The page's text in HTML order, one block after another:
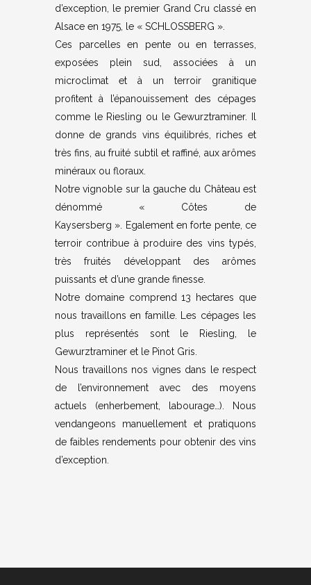
d’exception, le premier Grand Cru classé en
Alsace en 1975, le « SCHLOSSBERG ».
Ces parcelles en pente ou en terrasses,
exposées plein sud, associées à un
microclimat et à un terroir granitique
profitent à l’épanouissement des cépages
comme le Riesling ou le Gewurztraminer. Il
donne de grands vins équilibrés, riches et
très fins, au fruité subtil et raffiné, aux arômes
minéraux ou floraux.
Notre vignoble sur la gauche du Château est
dénommé « Côtes de
Kaysersberg ». Egalement en forte pente, ce
terroir contribue à produire des vins typés,
très fruités développant des arômes
puissants et d’une grande finesse.
Notre domaine comprend 13 hectares que
nous travaillons en famille. Les cépages les
plus représentés sont le Riesling, le
Gewurztraminer et le Pinot Gris.
Nous travaillons nos vignes dans le respect
de l’environnement avec des moyens
actuels (enherbement, labourage…). Nous
vendangeons manuellement et pratiquons
de faibles rendements pour obtenir des vins
d’exception.